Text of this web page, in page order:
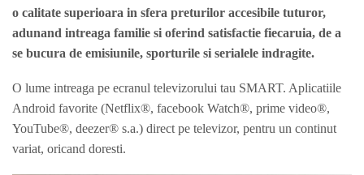
o calitate superioara in sfera preturilor accesibile tuturor,
adunand intreaga familie si oferind satisfactie fiecaruia, de a
se bucura de emisiunile, sporturile si serialele indragite.
O lume intreaga pe ecranul televizorului tau SMART. Aplicatiile
Android favorite (Netflix®, facebook Watch®, prime video®,
YouTube®, deezer® s.a.) direct pe televizor, pentru un continut
variat, oricand doresti.